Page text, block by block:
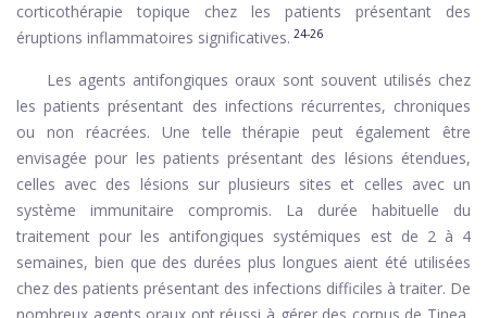
corticothérapie topique chez les patients présentant des
éruptions inflammatoires significatives. 24-26
Les agents antifongiques oraux sont souvent utilisés chez
les patients présentant des infections récurrentes, chroniques
ou non réacrées. Une telle thérapie peut également être
envisagée pour les patients présentant des lésions étendues,
celles avec des lésions sur plusieurs sites et celles avec un
système immunitaire compromis. La durée habituelle du
traitement pour les antifongiques systémiques est de 2 à 4
semaines, bien que des durées plus longues aient été utilisées
chez des patients présentant des infections difficiles à traiter. De